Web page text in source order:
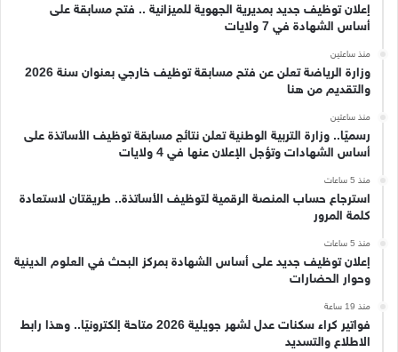
إعلان توظيف جديد بمديرية الجهوية للميزانية .. فتح مسابقة على
أساس الشهادة في 7 ولايات
منذ ساعتين
وزارة الرياضة تعلن عن فتح مسابقة توظيف خارجي بعنوان سنة 2026
والتقديم من هنا
منذ ساعتين
رسميًا.. وزارة التربية الوطنية تعلن نتائج مسابقة توظيف الأساتذة على
أساس الشهادات وتؤجل الإعلان عنها في 4 ولايات
منذ 5 ساعات
استرجاع حساب المنصة الرقمية لتوظيف الأساتذة.. طريقتان لاستعادة
كلمة المرور
منذ 5 ساعات
إعلان توظيف جديد على أساس الشهادة بمركز البحث في العلوم الدينية
وحوار الحضارات
منذ 19 ساعة
فواتير كراء سكنات عدل لشهر جويلية 2026 متاحة إلكترونيًا.. وهذا رابط
الاطلاع والتسديد